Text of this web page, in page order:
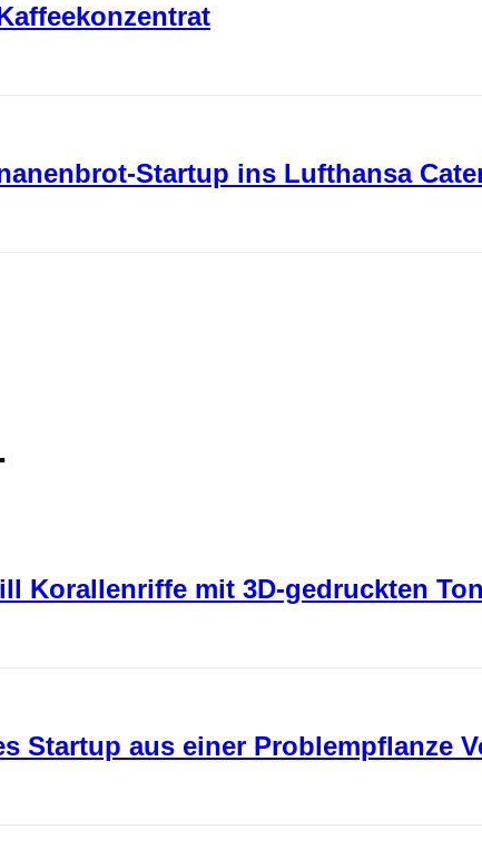
Startup ins Lufthansa
Korallenriffe mit 3D-gedruckten
Startup aus einer Problempflanze